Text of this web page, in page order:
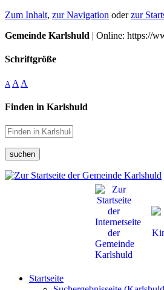
Zum Inhalt, zur Navigation oderzur
Gemeinde Karlshuld | Online: https://
Schriftgröße
A A A
Finden in Karlshuld
suchen
Startseite